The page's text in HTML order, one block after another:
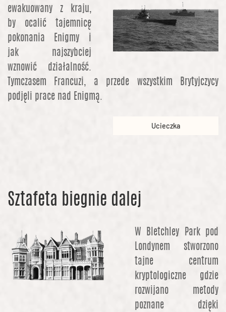
ewakuowany z kraju,
by ocalić tajemnicę
pokonania Enigmy i
jak najszybciej
wznowić działalność.
Tymczasem Francuzi, a przede wszystkim Brytyjczycy
podjęli prace nad Enigmą.
Ucieczka
Sztafeta biegnie dalej
W Bletchley Park pod
Londynem stworzono
tajne centrum
kryptologiczne gdzie
rozwijano metody
poznane dzięki